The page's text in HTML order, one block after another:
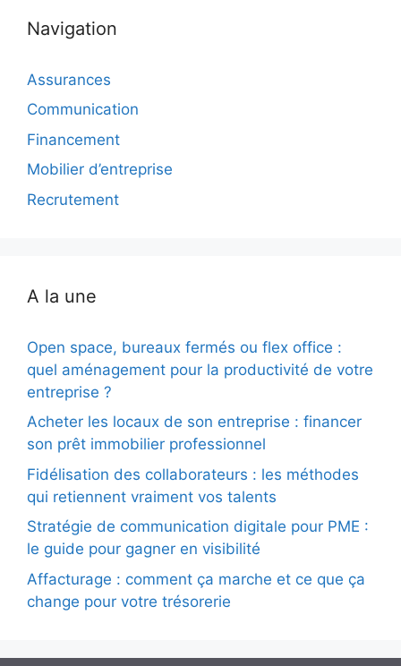
Navigation
Assurances
Communication
Financement
Mobilier d’entreprise
Recrutement
A la une
Open space, bureaux fermés ou flex office :
quel aménagement pour la productivité de votre
entreprise ?
Acheter les locaux de son entreprise : financer
son prêt immobilier professionnel
Fidélisation des collaborateurs : les méthodes
qui retiennent vraiment vos talents
Stratégie de communication digitale pour PME :
le guide pour gagner en visibilité
Affacturage : comment ça marche et ce que ça
change pour votre trésorerie